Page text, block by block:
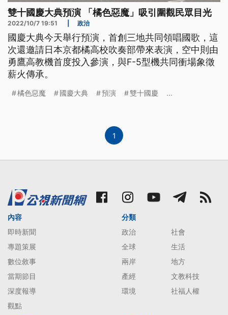
雙十國慶大典預演 「橘色惡魔」吸引圍觀民眾目光
2022/10/7 19:51 政治
國慶大典今天舉行預演，首創三地共同領唱國歌，這
次還邀請日本京都橘高校吹奏部帶來表演，空中則由
勇鷹高教機首度投入參演，與F-5型機共同衝場象徵
薪火傳承。
橘色惡魔 國慶大典 預演 雙十國慶 ...
1
內容
即時新聞
專題策展
數位敘事
當期節目
深度報導
觀點
分類
政治
社會
全球
生活
兩岸
地方
產經
文教科技
環境
社福人權